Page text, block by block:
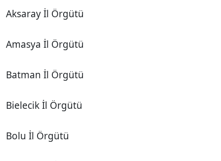
Aksaray İl Örgütü
Amasya İl Örgütü
Batman İl Örgütü
Bielecik İl Örgütü
Bolu İl Örgütü